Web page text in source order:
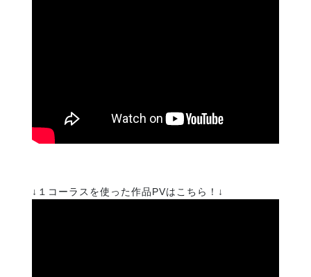
↓１コーラスを使った作品PVはこちら！↓